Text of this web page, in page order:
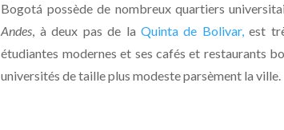
Bogotá possède de nombreux quartiers
Andes, à deux pas de laQuinta de Bolivar,est
étudiantes modernes et ses cafés et restaurants
universités de taille plus modeste parsèment la ville.